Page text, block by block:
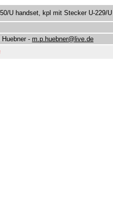
U handset, kpl mit Stecker U-229/U
Huebner - m.p.huebner@live.de